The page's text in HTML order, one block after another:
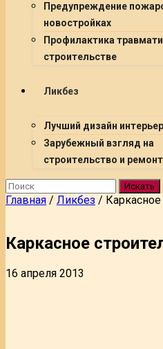
Предупреждение
новостройках
Профилактика
строительстве
Ликбез
Лучший дизайн
Зарубежный взгляд на
строительство и ремонт
Искать
Главная / Ликбез / Каркасное
Каркасное
16 апреля 2013